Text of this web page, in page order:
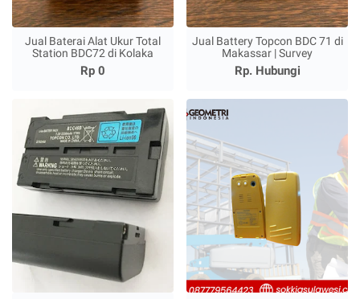
Jual Baterai Alat Ukur Total
Station BDC72 di Kolaka
Rp 0
Jual Battery Topcon BDC 71 di
Makassar | Survey
Rp. Hubungi